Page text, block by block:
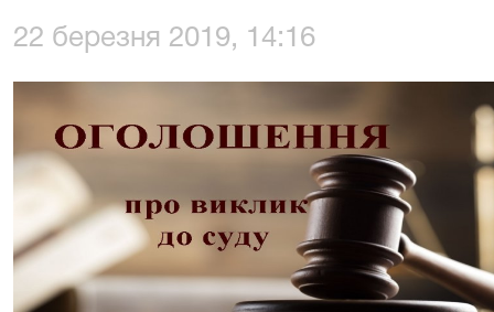
22 березня 2019, 14:16